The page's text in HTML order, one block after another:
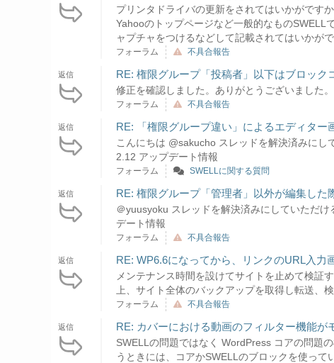
プリンタドライバの更新をされてはいかがです
Yahooのトップページなど一般的なものSWELL
ャプチャをつけるなどして記載されてはいかが
フォーラム 不具合報告
返信 RE: 権限グループ「投稿者」以下はブロック
修正を確認しました。ありがとうございました
フォーラム 不具合報告
返信 RE: 「権限グループ違い」によるエディター
こんにちは @sakucho スレッドを解決済みにし
2.12 アップデート情報
フォーラム SWELLに関する質問
返信 RE: 権限グループ「管理者」以外が編集した
＠yuusyoku スレッドを解決済みにしていただ
デート情報
フォーラム 不具合報告
返信 RE: WP6.6になってから、リンクのURL入力
メンテナンス時間を設けてサイトを止めて検証
上、サイト全体のバックアップを取得し転送、
フォーラム 不具合報告
返信 RE: カバーにおける動画のフィルター機能が
SWELLの問題ではなく WordPress コアの問題
うときには、コアかSWELLのブロックを使って